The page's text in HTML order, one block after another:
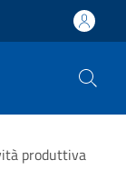
produttiva